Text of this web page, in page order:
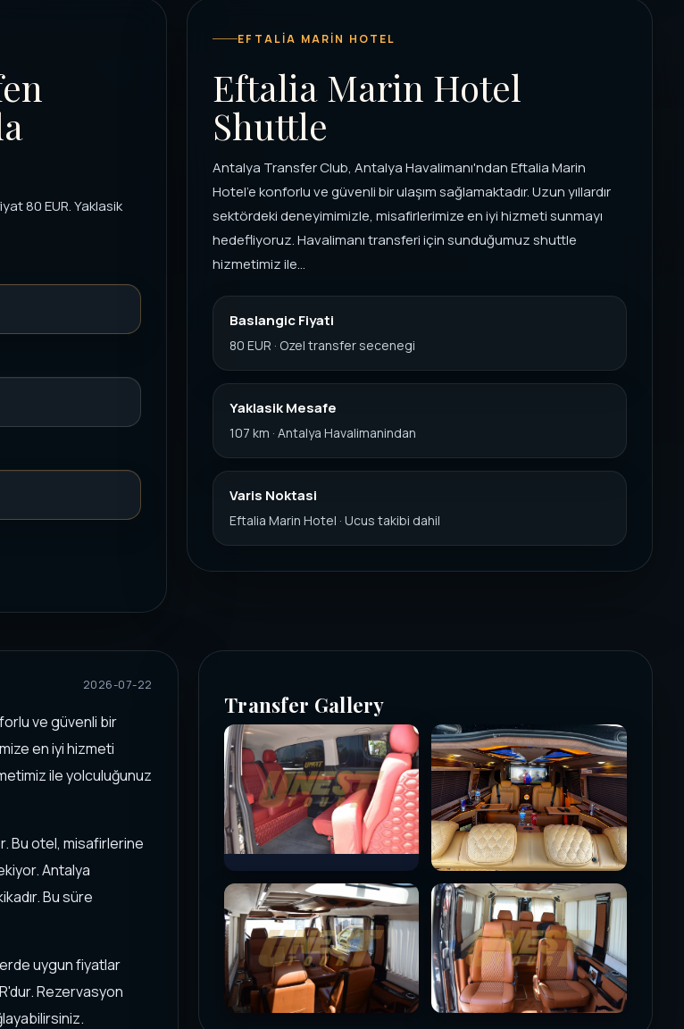
80 EUR. Yaklasik
EFTALIA MARIN HOTEL
Eftalia Marin Hotel
Shuttle
Antalya Transfer Club, Antalya Havalimanı'ndan Eftalia Marin
Hotel'e konforlu ve güvenli bir ulaşım sağlamaktadır. Uzun yıllardır
sektördeki deneyimimizle, misafirlerimize en iyi hizmeti sunmayı
hedefliyoruz. Havalimanı transferi için sunduğumuz shuttle
hizmetimiz ile...
Baslangic Fiyati
80 EUR · Ozel transfer secenegi
Yaklasik Mesafe
107 km · Antalya Havalimanindan
Varis Noktasi
Eftalia Marin Hotel · Ucus takibi dahil
2026-07-22
ve güvenli bir
en iyi hizmeti
ile yolculuğunuz
Bu otel, misafirlerine
Antalya
Bu süre
uygun fiyatlar
Rezervasyon
Transfer Gallery